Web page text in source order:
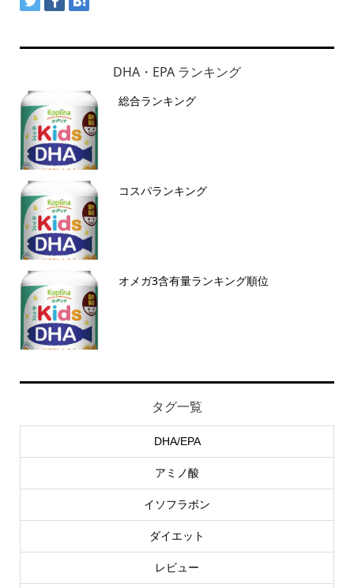
DHA・EPA ランキング
総合ランキング
コスパランキング
オメガ3含有量ランキング順位
タグ一覧
DHA/EPA
アミノ酸
イソフラボン
ダイエット
レビュー